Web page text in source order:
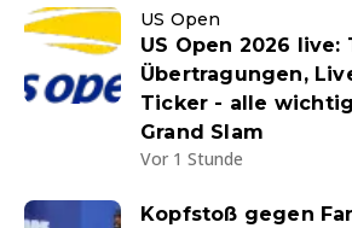
US Open
US Open 2026 live:
Übertragungen,
Ticker - alle
Grand Slam
Vor 1 Stunde
Kopfstoß gegen